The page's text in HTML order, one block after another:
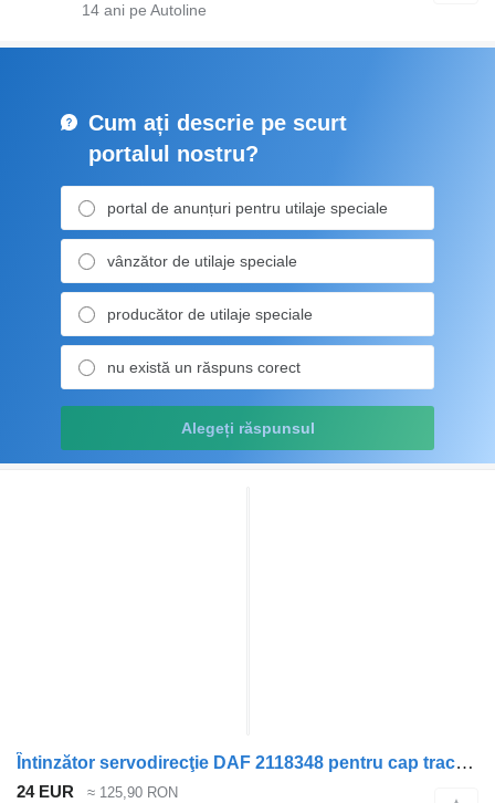
14 ani pe Autoline
Cum ați descrie pe scurt
portalul nostru?
portal de anunțuri pentru utilaje speciale
vânzător de utilaje speciale
producător de utilaje speciale
nu există un răspuns corect
Alegeți răspunsul
Întinzător servodirecţie DAF 2118348 pentru cap tractor DAF XF105
24 EUR ≈ 125,90 RON